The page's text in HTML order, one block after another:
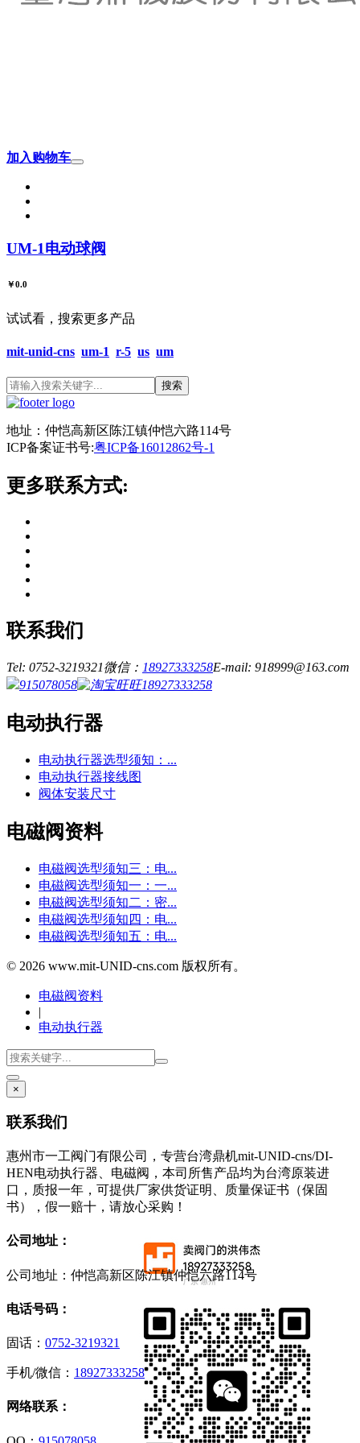
加入购物车
UM-1电动球阀
￥0.0
试试看，搜索更多产品
mit-unid-cns um-1 r-5 us um
搜索
地址：仲恺高新区陈江镇仲恺六路114号
ICP备案证书号:粤ICP备16012862号-1
更多联系方式:
联系我们
Tel: 0752-3219321微信： 18927333258E-mail: 918999@163.com
915078058
18927333258
电动执行器
电动执行器选型须知：...
电动执行器接线图
阀体安装尺寸
电磁阀资料
电磁阀选型须知三：电...
电磁阀选型须知一：一...
电磁阀选型须知二：密...
电磁阀选型须知四：电...
电磁阀选型须知五：电...
© 2026 www.mit-UNID-cns.com 版权所有。
电磁阀资料
|
电动执行器
×
联系我们
惠州市一工阀门有限公司，专营台湾鼎机mit-UNID-cns/DI-
HEN电动执行器、电磁阀，本司所售产品均为台湾原装进
口，质报一年，可提供厂家供货证明、质量保证书（保固
书），假一赔十，请放心采购！
公司地址：
公司地址：仲恺高新区陈江镇仲恺六路114号
电话号码：
固话： 0752-3219321
手机/微信： 18927333258
网络联系：